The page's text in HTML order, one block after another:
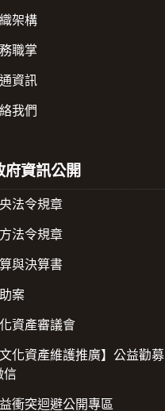
架構
職掌
資訊
我們
府資訊公開
法令規章
法令規章
與決算書
案
資產審議會
文化資產維護推廣】公益勸募
信
衝突迴避公開專區